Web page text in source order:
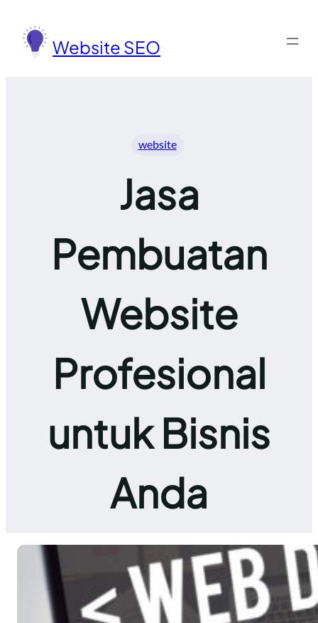
konten
Website SEO
website
Jasa
Pembuatan
Website
Profesional
untuk Bisnis
Anda